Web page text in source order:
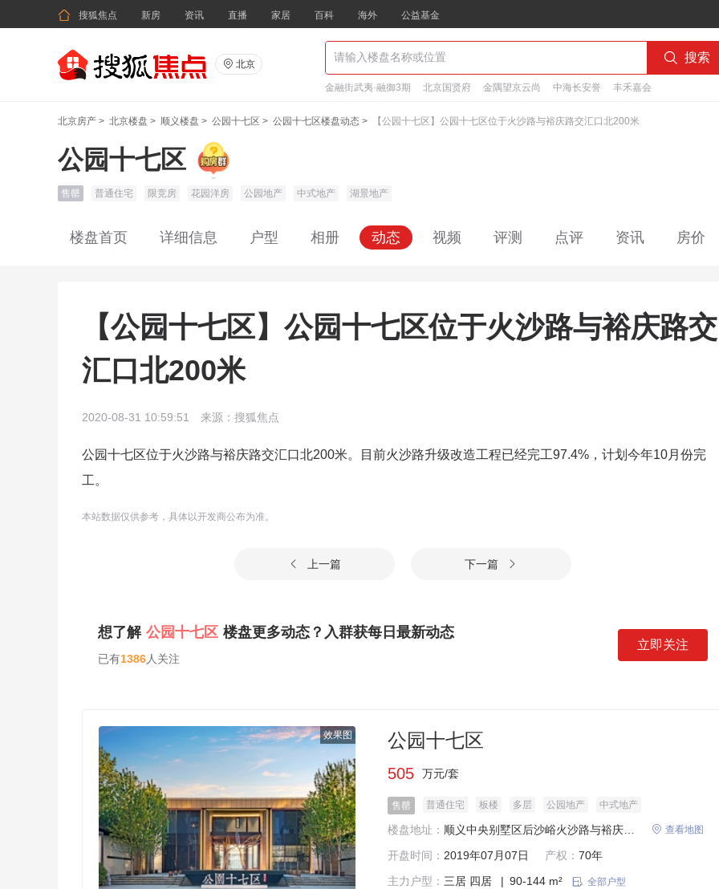
 搜狐焦点 新房 资讯 直播 家居 百科 海外 公益基金
 北京  搜索
金融街武夷·融御3期 北京国贤府 金隅望京云尚 中海长安誉 丰禾嘉会
北京房产 > 北京楼盘 > 顺义楼盘 > 公园十七区 > 公园十七区楼盘动态 > 【公园十七区】公园十七区位于火沙路与裕庆路交汇口北200米
公园十七区
售罄 普通住宅 限竞房 花园洋房 公园地产 中式地产 湖景地产
楼盘首页 详细信息 户型 相册 动态 视频 评测 点评 资讯 房价
【公园十七区】公园十七区位于火沙路与裕庆路交
汇口北200米
2020-08-31 10:59:51 来源：搜狐焦点
公园十七区位于火沙路与裕庆路交汇口北200米。目前火沙路升级改造工程已经完工97.4%，计划今年10月份完
工。
本站数据仅供参考，具体以开发商公布为准。
 上一篇 下一篇 
想了解 公园十七区 楼盘更多动态？入群获每日最新动态
已有1386人关注
立即关注
效果图 公园十七区
505 万元/套
售罄 普通住宅 板楼 多层 公园地产 中式地产
楼盘地址：  查看地图
开盘时间： 2019年07月07日 产权： 70年
主力户型： 三居 四居 | 90-144 m²  全部户型